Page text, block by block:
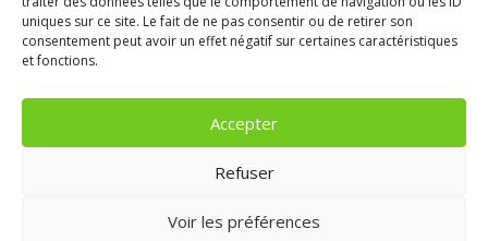
uniques sur ce site. Le fait de ne pas consentir ou de retirer son
consentement peut avoir un effet négatif sur certaines caractéristiques
et fonctions.
Accepter
Refuser
Voir les préférences
78680 Epône
NOS RÉSEAUX SOCIAUX